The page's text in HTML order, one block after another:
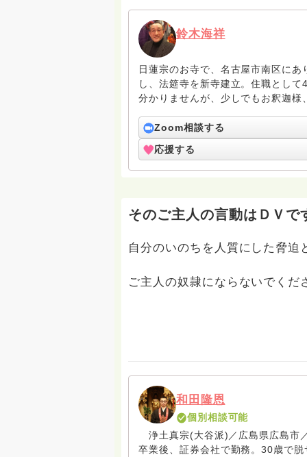
鈴木海祥
日蓮宗のお寺で、名古屋市南区に
し、法筵寺を新寺建立。住職とし
分かりませんが、少しでもお釈迦様
https://www.facebook.com/
https://temple.nichiren.or.jp/
Zoom相談する
応援する
そのご主人の言動はＤＶで
自分のいのちを人質にした脅迫
ご主人の奴隷にならないでくだ
和田隆恩
個別相談可能
浄土真宗(大谷派)／広島県広島市
卒業後、証券会社で勤務。30歳で